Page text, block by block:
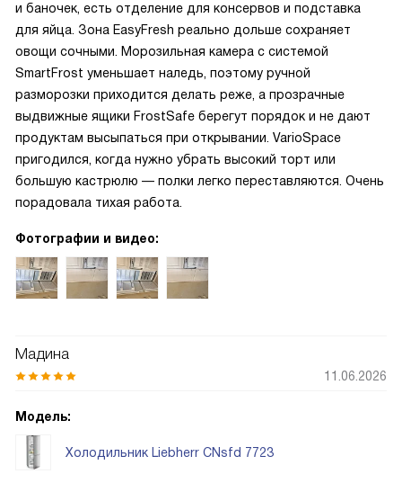
и баночек, есть отделение для консервов и подставка
для яйца. Зона EasyFresh реально дольше сохраняет
овощи сочными. Морозильная камера с системой
SmartFrost уменьшает наледь, поэтому ручной
разморозки приходится делать реже, а прозрачные
выдвижные ящики FrostSafe берегут порядок и не дают
продуктам высыпаться при открывании. VarioSpace
пригодился, когда нужно убрать высокий торт или
большую кастрюлю — полки легко переставляются. Очень
порадовала тихая работа.
Фотографии и видео:
Мадина
11.06.2026
Модель:
Холодильник Liebherr CNsfd 7723